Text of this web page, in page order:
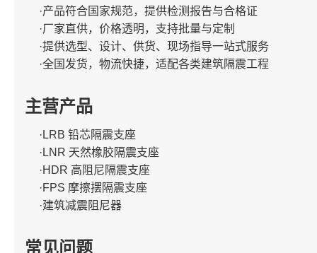
·产品符合国家规范，提供检测报告与合格证
·厂家直供，价格透明，支持批量与定制
·提供选型、设计、供货、现场指导一站式服务
·全国发货，物流快捷，适配各类建筑隔震工程
主营产品
·LRB 铅芯隔震支座
·LNR 天然橡胶隔震支座
·HDR 高阻尼隔震支座
·FPS 摩擦摆隔震支座
·建筑减震阻尼器
常见问题